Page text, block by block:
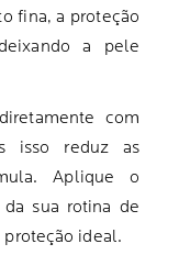
fina, a proteção
a pele
com
isso reduz as
Aplique o
sua rotina de
ideal.